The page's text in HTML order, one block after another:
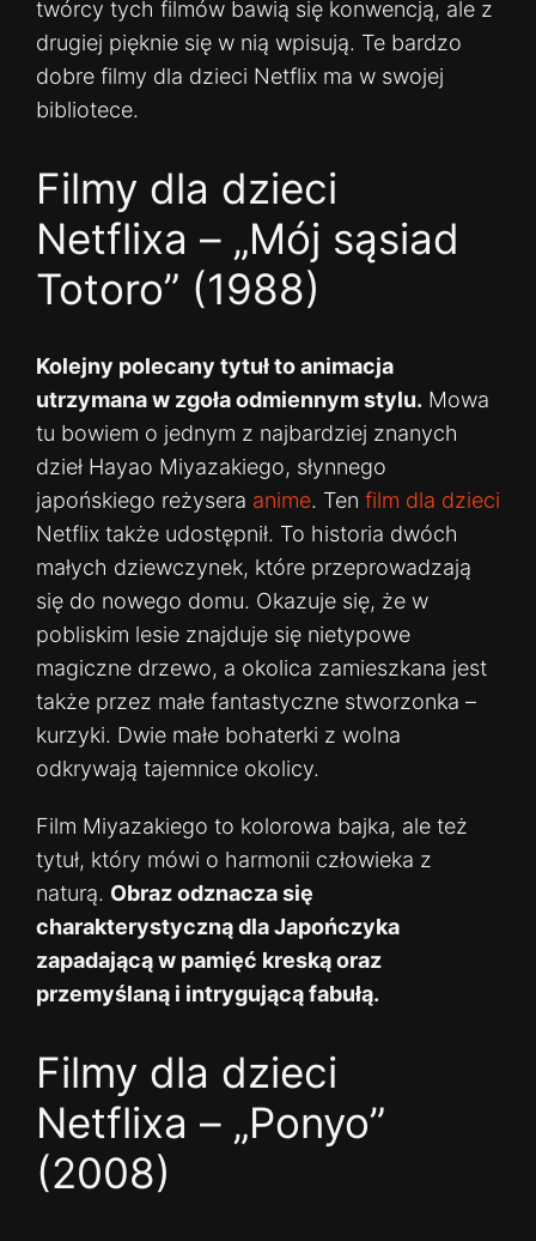
twórcy tych filmów bawią się konwencją, ale z
drugiej pięknie się w nią wpisują. Te bardzo
dobre filmy dla dzieci Netflix ma w swojej
bibliotece.
Filmy dla dzieci
Netflixa – „Mój sąsiad
Totoro” (1988)
Kolejny polecany tytuł to animacja
utrzymana w zgoła odmiennym stylu. Mowa
tu bowiem o jednym z najbardziej znanych
dzieł Hayao Miyazakiego, słynnego
japońskiego reżysera anime. Ten film dla dzieci
Netflix także udostępnił. To historia dwóch
małych dziewczynek, które przeprowadzają
się do nowego domu. Okazuje się, że w
pobliskim lesie znajduje się nietypowe
magiczne drzewo, a okolica zamieszkana jest
także przez małe fantastyczne stworzonka –
kurzyki. Dwie małe bohaterki z wolna
odkrywają tajemnice okolicy.
Film Miyazakiego to kolorowa bajka, ale też
tytuł, który mówi o harmonii człowieka z
naturą. Obraz odznacza się
charakterystyczną dla Japończyka
zapadającą w pamięć kreską oraz
przemyślaną i intrygującą fabułą.
Filmy dla dzieci
Netflixa – „Ponyo”
(2008)